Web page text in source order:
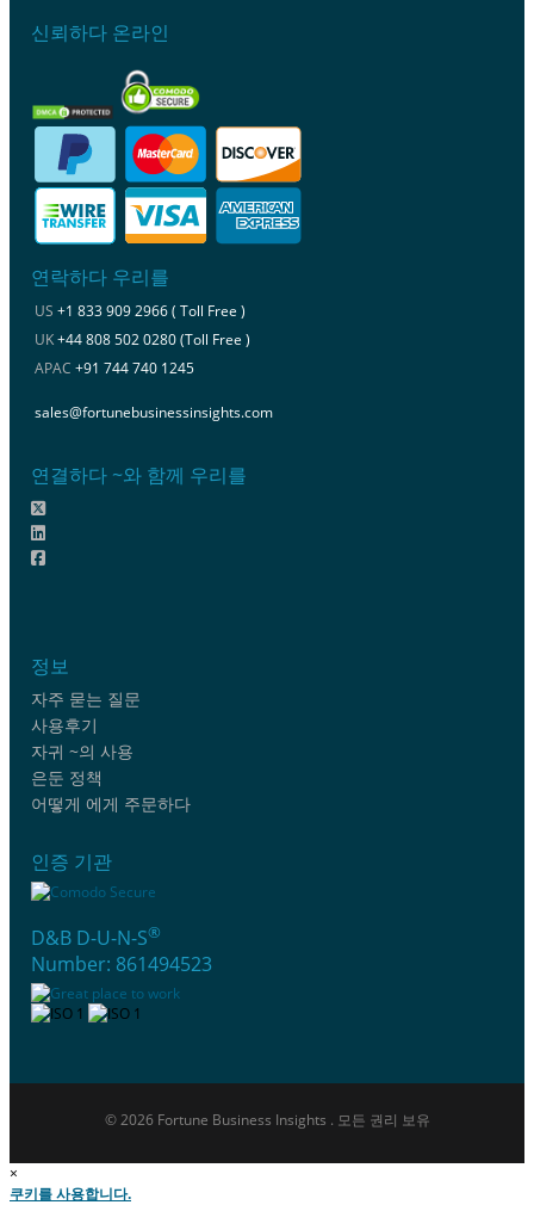
신뢰하다 온라인
연락하다 우리를
US +1 833 909 2966 ( Toll Free )
UK+44 808 502 0280 (Toll Free )
APAC +91 744 740 1245
sales@fortunebusinessinsights.com
연결하다 ~와 함께 우리를
정보
자주 묻는 질문
사용후기
자귀 ~의 사용
은둔 정책
어떻게 에게 주문하다
인증 기관
D&B D-U-N-S®
Number: 861494523
© 2026 Fortune Business Insights . 모든 권리 보유
×
쿠키를 사용합니다.